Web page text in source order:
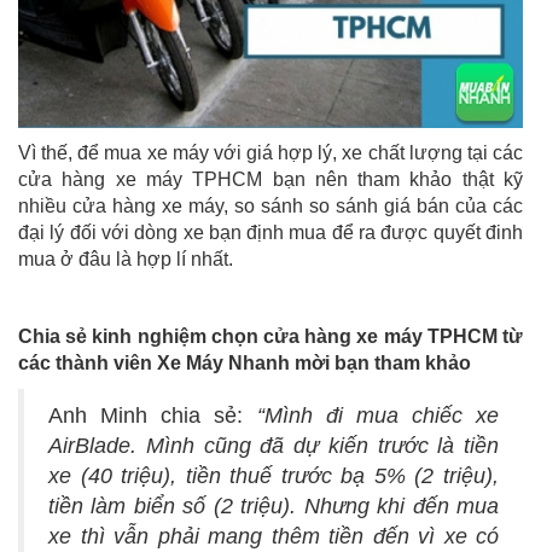
Vì thế, để mua xe máy với giá hợp lý, xe chất lượng tại các
cửa hàng xe máy TPHCM bạn nên tham khảo thật kỹ
nhiều cửa hàng xe máy, so sánh so sánh giá bán của các
đại lý đối với dòng xe bạn định mua để ra được quyết đinh
mua ở đâu là hợp lí nhất.
Chia sẻ kinh nghiệm chọn cửa hàng xe máy TPHCM từ
các thành viên Xe Máy Nhanh mời bạn tham khảo
Anh Minh chia sẻ: “Mình đi mua chiếc xe
AirBlade. Mình cũng đã dự kiến trước là tiền
xe (40 triệu), tiền thuế trước bạ 5% (2 triệu),
tiền làm biển số (2 triệu). Nhưng khi đến mua
xe thì vẫn phải mang thêm tiền đến vì xe có